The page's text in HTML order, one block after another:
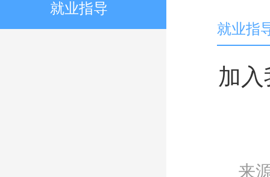
就业指导
就业指
加
来